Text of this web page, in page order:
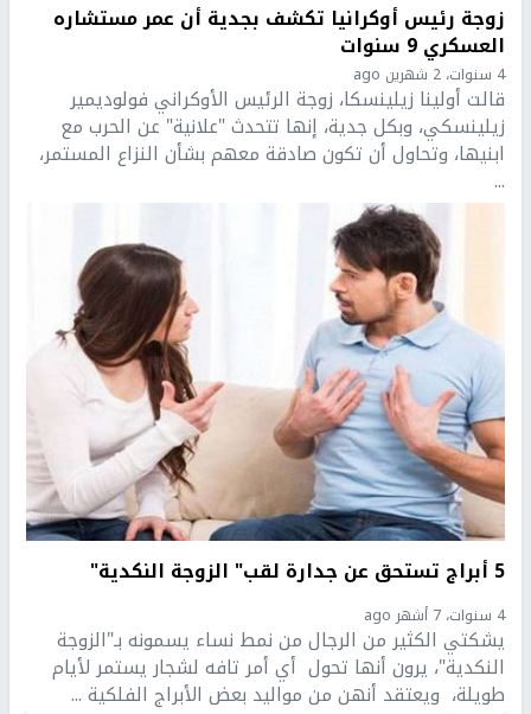
زوجة رئيس أوكرانيا تكشف بجدية أن عمر مستشاره
العسكري 9 سنوات
4 سنوات، 2 شهرين ago
قالت أولينا زيلينسكا، زوجة الرئيس الأوكراني فولوديمير
زيلينسكي، وبكل جدية، إنها تتحدث "علانية" عن الحرب مع
ابنيها، وتحاول أن تكون صادقة معهم بشأن النزاع المستمر،
...
5 أبراج تستحق عن جدارة لقب" الزوجة النكدية"
4 سنوات، 7 أشهر ago
يشكتي الكثير من الرجال من نمط نساء يسمونه بـ"الزوجة
النكدية"، يرون أنها تحول أي أمر تافه لشجار يستمر لأيام
طويلة، ويعتقد أنهن من مواليد بعض الأبراج الفلكية ...